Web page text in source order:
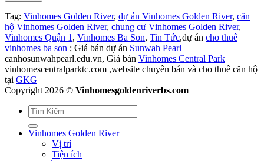
Tag: Vinhomes Golden River, dự án Vinhomes Golden River, căn
hộ Vinhomes Golden River, chung cư Vinhomes Golden River,
Vinhomes Quận 1 , Vinhomes Ba Son, Tin Tức,dự án cho thuê
vinhomes ba son ; Giá bán dự án Sunwah Pearl
canhosunwahpearl.edu.vn, Giá bán Vinhomes Central Park
vinhomescentralparktc.com ,website chuyên bán và cho thuê căn hộ
tại GKG
Copyright 2026 © Vinhomesgoldenriverbs.com
Vinhomes Golden River
Vị trí
Tiện ích